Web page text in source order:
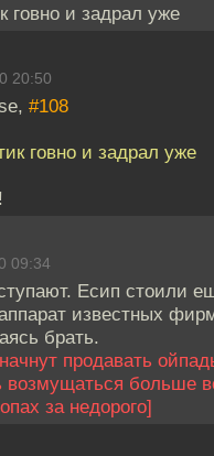
говно и задрал уже
20:50
#108
говно и задрал уже
09:34
Есип стоили
известных
брать.
продавать
возмущаться больше
за недорого]